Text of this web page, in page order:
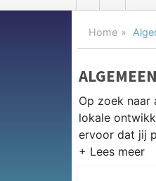
Home
Op zoek naar
lokale
ervoor dat jij